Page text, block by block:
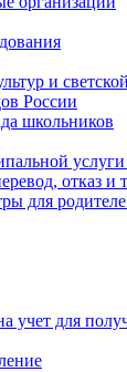
и
России
школьников
отказ и
для
учет для